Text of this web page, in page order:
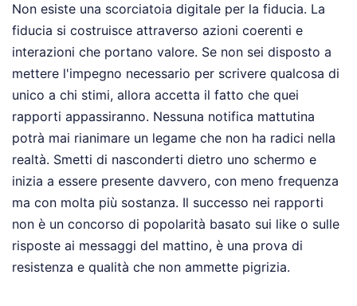
Non esiste una scorciatoia digitale per la fiducia. La
fiducia si costruisce attraverso azioni coerenti e
interazioni che portano valore. Se non sei disposto a
mettere l'impegno necessario per scrivere qualcosa di
unico a chi stimi, allora accetta il fatto che quei
rapporti appassiranno. Nessuna notifica mattutina
potrà mai rianimare un legame che non ha radici nella
realtà. Smetti di nasconderti dietro uno schermo e
inizia a essere presente davvero, con meno frequenza
ma con molta più sostanza. Il successo nei rapporti
non è un concorso di popolarità basato sui like o sulle
risposte ai messaggi del mattino, è una prova di
resistenza e qualità che non ammette pigrizia.